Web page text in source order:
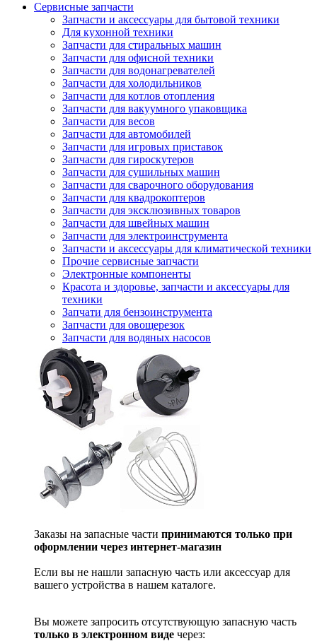
Сервисные запчасти
Запчасти и аксессуары для бытовой техники
Для кухонной техники
Запчасти для стиральных машин
Запчасти для офисной техники
Запчасти для водонагревателей
Запчасти для холодильников
Запчасти для котлов отопления
Запчасти для вакуумного упаковщика
Запчасти для весов
Запчасти для автомобилей
Запчасти для игровых приставок
Запчасти для гироскутеров
Запчасти для сушильных машин
Запчасти для сварочного оборудования
Запчасти для квадрокоптеров
Запчасти для эксклюзивных товаров
Запчасти для швейных машин
Запчасти для электроинструмента
Запчасти и аксессуары для климатической техники
Прочие сервисные запчасти
Электронные компоненты
Красота и здоровье, запчасти и аксессуары для
техники
Запчати для бензоинструмента
Запчасти для овощерезок
Запчасти для водяных насосов
Заказы на запасные части принимаются только при
оформлении через интернет-магазин
Если вы не нашли запасную часть или аксессуар для
вашего устройства в нашем каталоге.
Вы можете запросить отсутствующую запасную часть
только в электронном виде через: